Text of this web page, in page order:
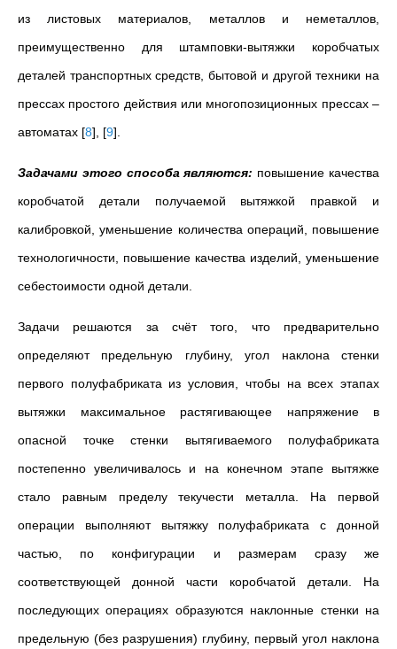
из листовых материалов, металлов и неметаллов,
преимущественно для штамповки-вытяжки коробчатых
деталей транспортных средств, бытовой и другой техники на
прессах простого действия или многопозиционных прессах –
автоматах [8] [9]
Задачами этого способа являются: повышение качества
коробчатой детали получаемой вытяжкой правкой и
калибровкой, уменьшение количества операций, повышение
технологичности, повышение качества изделий, уменьшение
себестоимости одной детали.
Задачи решаются за счёт того, что предварительно
определяют предельную глубину, угол наклона стенки
первого полуфабриката из условия, чтобы на всех этапах
вытяжки максимальное растягивающее напряжение в
опасной точке стенки вытягиваемого полуфабриката
постепенно увеличивалось и на конечном этапе вытяжке
стало равным пределу текучести металла. На первой
операции выполняют вытяжку полуфабриката с донной
частью, по конфигурации и размерам сразу же
соответствующей донной части коробчатой детали. На
последующих операциях образуются наклонные стенки на
предельную (без разрушения) глубину, первый угол наклона